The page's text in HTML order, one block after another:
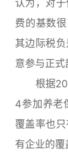
认为，对
费的基数
其边际税
意参与正式
根据
4参加养老
覆盖率也
有企业的覆